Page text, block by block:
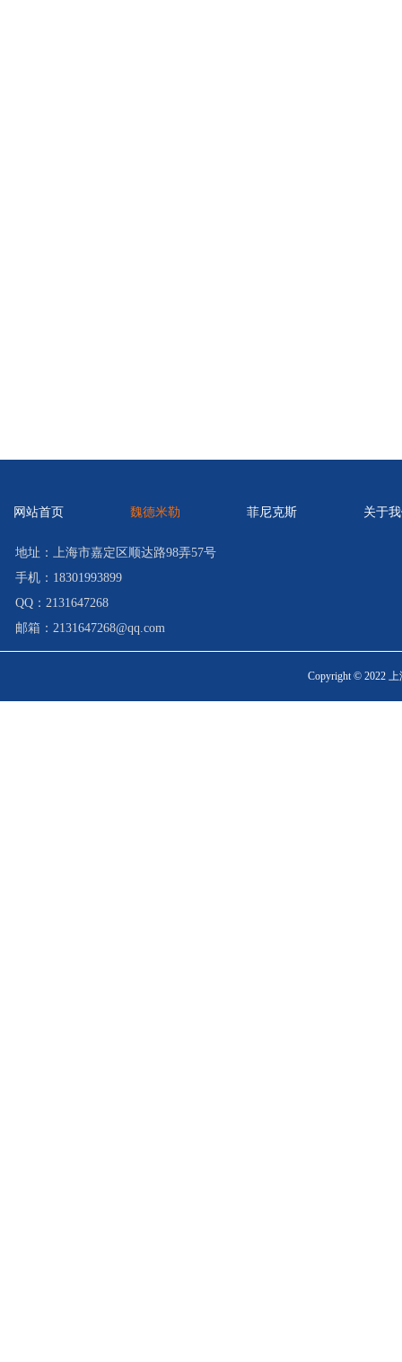
地址：上海市嘉定区顺达路98弄57号
手机： 18301993899
QQ： 2131647268
邮箱：2131647268@qq.com
网站首页 魏德米勒 菲尼克斯 关于
Copyright © 2022